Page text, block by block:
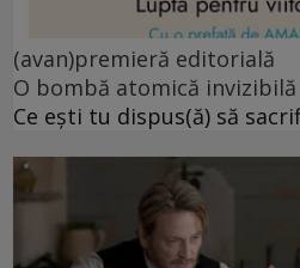
(avan)premieră editorială
O bombă atomică invizibilă
Ce ești tu dispus(ă) să